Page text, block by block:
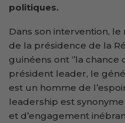
politiques.
Dans son intervention,
de la présidence de la
guinéens ont ‘’la
président leader, le
est un homme de
leadership est
et d’engagement